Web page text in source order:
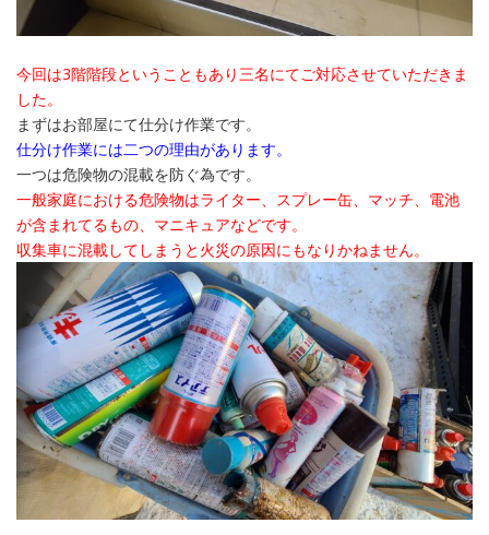
今回は3階階段ということもあり三名にてご対応させていただきま
した。
まずはお部屋にて仕分け作業です。
仕分け作業には二つの理由があります。
一つは危険物の混載を防ぐ為です。
一般家庭における危険物はライター、スプレー缶、マッチ、電池
が含まれてるもの、マニキュアなどです。
収集車に混載してしまうと火災の原因にもなりかねません。